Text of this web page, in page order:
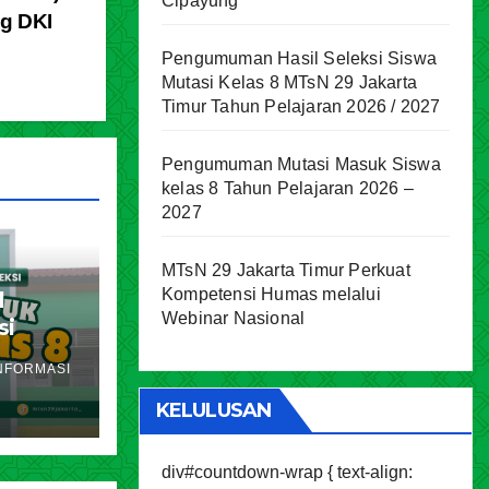
DKI
Pengumuman Hasil Seleksi Siswa
Mutasi Kelas 8 MTsN 29 Jakarta
Timur Tahun Pelajaran 2026 / 2027
Pengumuman Mutasi Masuk Siswa
kelas 8 Tahun Pelajaran 2026 –
2027
MTsN 29 Jakarta Timur Perkuat
Kompetensi Humas melalui
Webinar Nasional
KELULUSAN
div#countdown-wrap { text-align: